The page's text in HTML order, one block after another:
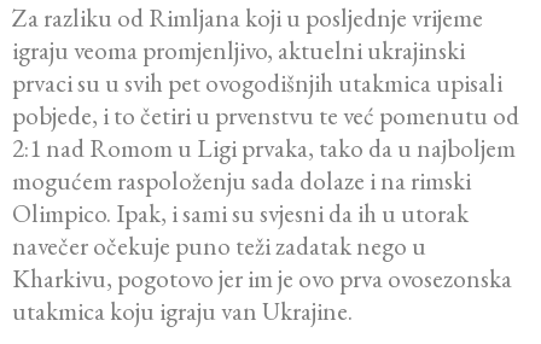
Za razliku od Rimljana koji u posljednje vrijeme
igraju veoma promjenljivo, aktuelni ukrajinski
prvaci su u svih pet ovogodišnjih utakmica upisali
pobjede, i to četiri u prvenstvu te već pomenutu od
2:1 nad Romom u Ligi prvaka, tako da u najboljem
mogućem raspoloženju sada dolaze i na rimski
Olimpico. Ipak, i sami su svjesni da ih u utorak
navečer očekuje puno teži zadatak nego u
Kharkivu, pogotovo jer im je ovo prva ovosezonska
utakmica koju igraju van Ukrajine.